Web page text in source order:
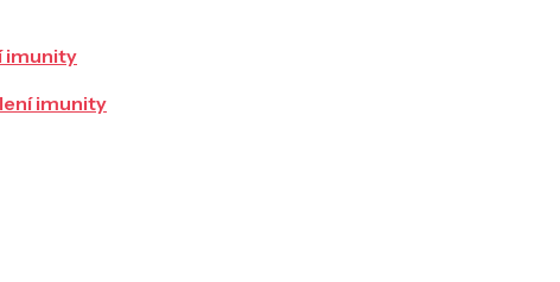
imunity
imunity